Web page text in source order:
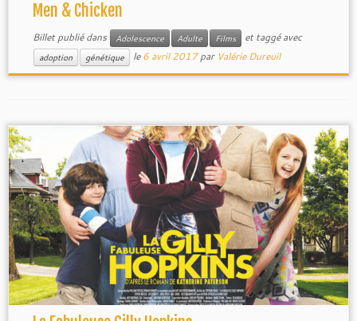
Men & Chicken
Billet publié dans Adolescence Adulte Films et taggé avec
adoption génétique le6 avril 2017 par Valérie Dureuil